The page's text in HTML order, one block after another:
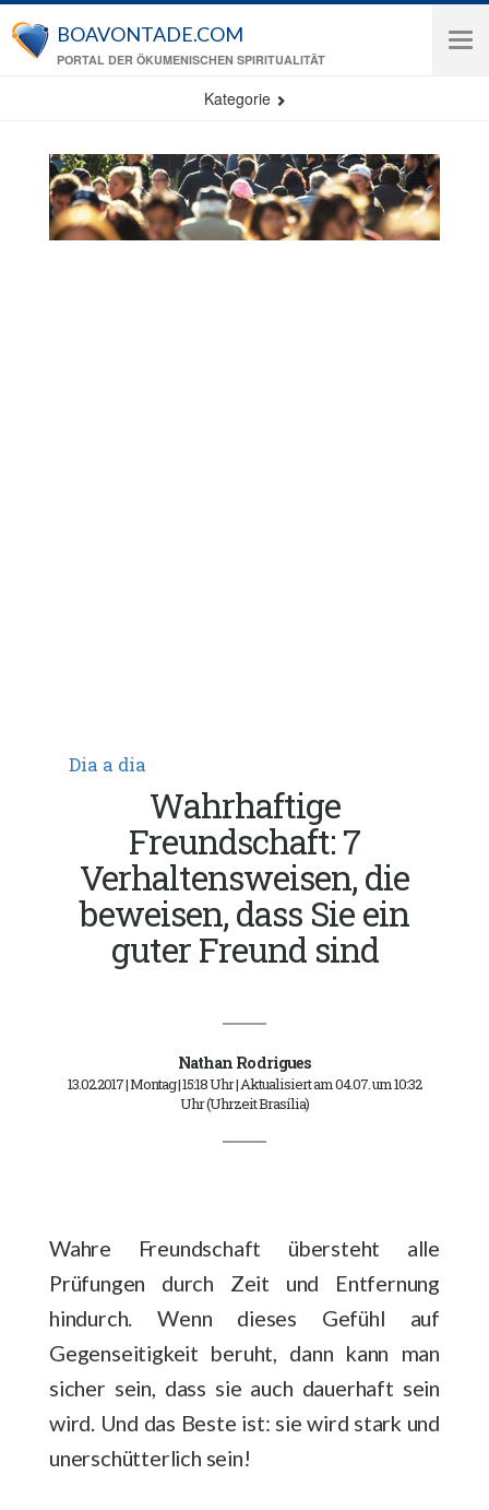
Direkt zum Inhalt
BOAVONTADE.COM
PORTAL DER ÖKUMENISCHEN SPIRITUALITÄT
Kategorie
Dia a dia
Wahrhaftige
Freundschaft: 7
Verhaltensweisen, die
beweisen, dass Sie ein
guter Freund sind
Nathan Rodrigues
13.02.2017 | Montag | 15:18 Uhr | Aktualisiert am 04.07. um 10:32
Uhr (Uhrzeit Brasília)
Wahre Freundschaft übersteht alle
Prüfungen durch Zeit und Entfernung
hindurch. Wenn dieses Gefühl auf
Gegenseitigkeit beruht, dann kann man
sicher sein, dass sie auch dauerhaft sein
wird. Und das Beste ist: sie wird stark und
unerschütterlich sein!